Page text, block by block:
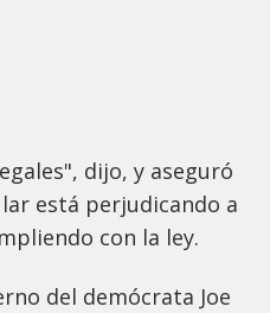
dijo, y aseguró
está perjudicando a
con la ley.
del demócrata Joe